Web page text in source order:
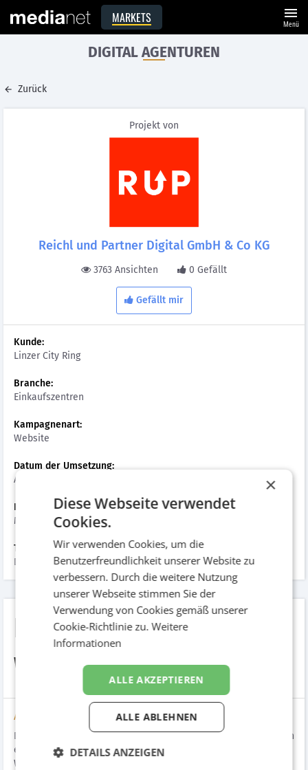
MARKETS menu
Menü
DIGITAL AGENTUREN
Zurück
Projekt von
Reichl und Partner Digital GmbH & Co KG
3763 Ansichten 0 Gefällt
Gefällt mir
Kunde:
Linzer City Ring
Branche:
Einkaufszentren
Kampagnenart:
Website
Datum der Umsetzung:
August 2020
Hinzugefügt am:
März 2021
Tags:
Digital & Mobile, Website
Linzer City Ring
Website
Aufgabenstellung
Die aktuelle Website ist in die Jahre gekommen und im Rahmen
eines Relaunches der Marke durch die Reichl und Partner
Werbeagentur sollte auch die Website relauncht werden.
×
Diese Webseite verwendet
Cookies.
Wir verwenden Cookies, um die
Benutzerfreundlichkeit unserer Website zu
verbessern. Durch die weitere Nutzung
unserer Webseite stimmen Sie der
Verwendung von Cookies gemäß unserer
Cookie-Richtlinie zu.Weitere
Informationen
ALLE AKZEPTIEREN
ALLE ABLEHNEN
DETAILS ANZEIGEN